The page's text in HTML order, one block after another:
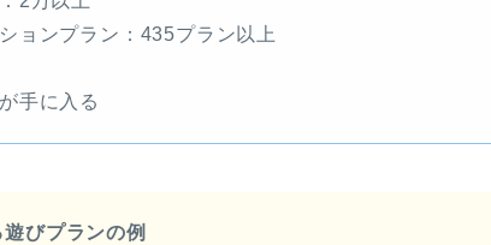
ョンプラン：435プラン以上
手に入る
びプランの例